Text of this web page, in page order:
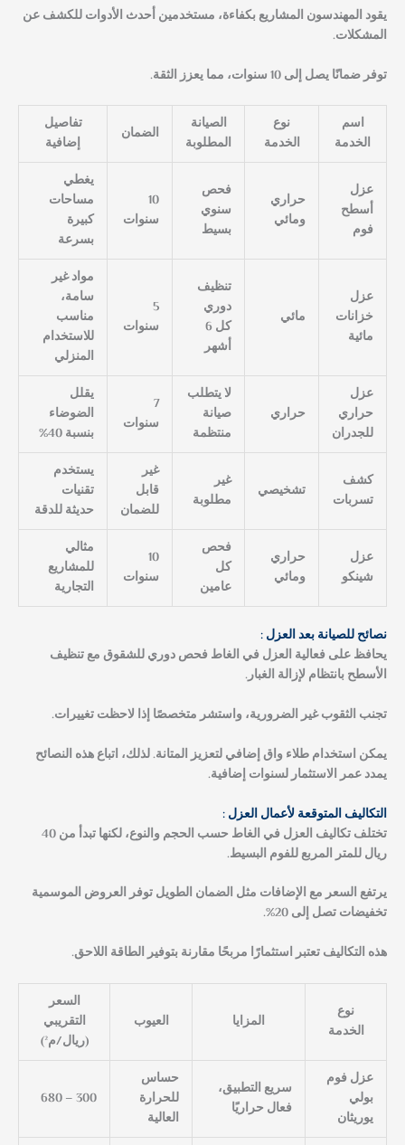
يقود المهندسون المشاريع بكفاءة، مستخدمين أحدث الأدوات للكشف عن
المشكلات.
توفر ضمانًا يصل إلى 10 سنوات، مما يعزز الثقة.
اسم
الخدمة
نوع
الخدمة
الصيانة
المطلوبة
الضمان
تفاصيل
إضافية
عزل
أسطح
فوم
حراري
ومائي
فحص
سنوي
بسيط
10
سنوات
يغطي
مساحات
كبيرة
بسرعة
عزل
خزانات
مائية
مائي
تنظيف
دوري
كل 6
أشهر
5
سنوات
مواد غير
سامة،
مناسب
للاستخدام
المنزلي
عزل
حراري
للجدران
حراري
لا يتطلب
صيانة
منتظمة
7
سنوات
يقلل
الضوضاء
بنسبة 40%
كشف
تسربات
تشخيصي
غير
مطلوبة
غير
قابل
للضمان
يستخدم
تقنيات
حديثة للدقة
عزل
شينكو
حراري
ومائي
فحص
كل
عامين
10
سنوات
مثالي
للمشاريع
التجارية
نصائح للصيانة بعد العزل :
يحافظ على فعالية العزل في الغاط فحص دوري للشقوق مع تنظيف
الأسطح بانتظام لإزالة الغبار.
تجنب الثقوب غير الضرورية، واستشر متخصصًا إذا لاحظت تغييرات.
يمكن استخدام طلاء واق إضافي لتعزيز المتانة. لذلك، اتباع هذه النصائح
يمدد عمر الاستثمار لسنوات إضافية.
التكاليف المتوقعة لأعمال العزل :
تختلف تكاليف العزل في الغاط حسب الحجم والنوع، لكنها تبدأ من 40
ريال للمتر المربع للفوم البسيط.
يرتفع السعر مع الإضافات مثل الضمان الطويل توفر العروض الموسمية
تخفيضات تصل إلى 20%.
هذه التكاليف تعتبر استثمارًا مربحًا مقارنة بتوفير الطاقة اللاحق.
نوع
الخدمة
المزايا العيوب
السعر
التقريبي
(ريال/م²)
عزل فوم
بولي
يوريثان
سريع التطبيق،
فعال حراريًا
حساس
للحرارة
العالية
300 – 680